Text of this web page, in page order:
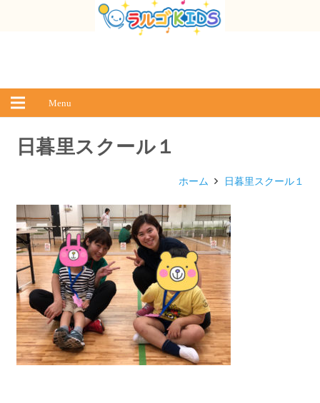
Menu
日暮里スクール１
ホーム 日暮里スクール１